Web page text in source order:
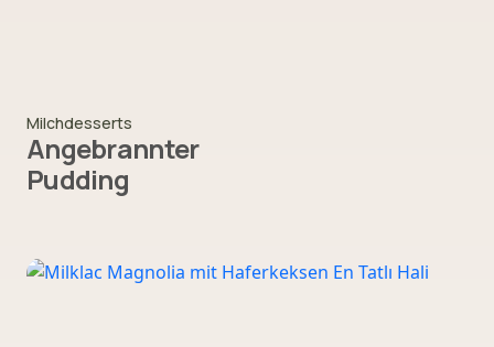
Milchdesserts
Angebrannter
Pudding